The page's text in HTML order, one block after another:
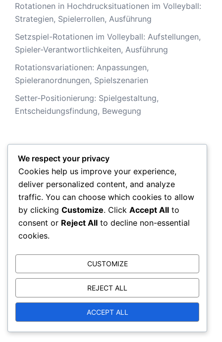
Rotationen in Hochdrucksituationen im Volleyball:
Strategien, Spielerrollen, Ausführung
Setzspiel-Rotationen im Volleyball: Aufstellungen,
Spieler-Verantwortlichkeiten, Ausführung
Rotationsvariationen: Anpassungen,
Spieleranordnungen, Spielszenarien
Setter-Positionierung: Spielgestaltung,
Entscheidungsfindung, Bewegung
Suche
Search
for:
Archiv
We respect your privacy
Cookies help us improve your experience,
deliver personalized content, and analyze
traffic. You can choose which cookies to allow
by clicking Customize. Click Accept All to
consent or Reject All to decline non-essential
cookies.
CUSTOMIZE
REJECT ALL
ACCEPT ALL